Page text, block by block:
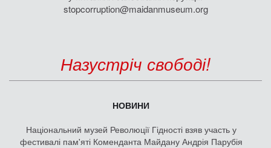
stopcorruption@maidanmuseum.org
Назустріч свободі!
НОВИНИ
Національний музей Революції Гідності взяв участь у
фестивалі пам'яті Коменданта Майдану Андрія Парубія